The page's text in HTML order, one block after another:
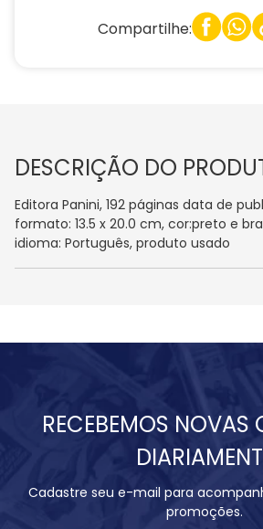
Compartilhe:
DESCRIÇÃO DO
Editora Panini, 192 páginas data de
formato: 13.5 x 20.0 cm, cor:preto e
idioma: Português, produto usado
RECEBEMOS NOVAS
Cadastre seu e-mail para
promoções.